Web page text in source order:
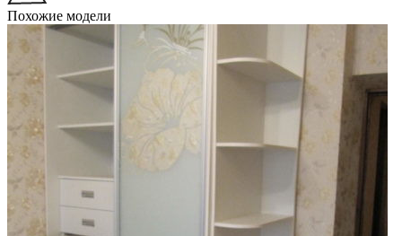
Похожие модели